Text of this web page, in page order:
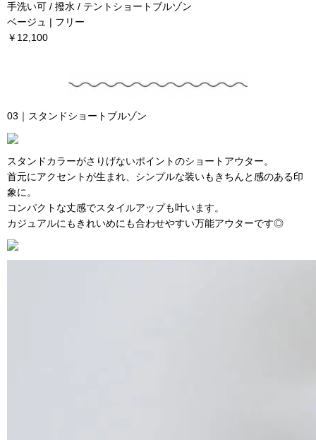
手洗い可 / 撥水 / テントショートブルゾン
ベージュ | フリー
￥12,100
03｜スタンドショートブルゾン
スタンドカラーがさりげないポイントのショートアウター。
首元にアクセントが生まれ、シンプルな装いもきちんと感のある印
象に。
コンパクトな丈感でスタイルアップも叶います。
カジュアルにもきれいめにも合わせやすい万能アウターです◎